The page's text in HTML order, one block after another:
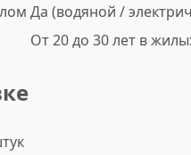
Да (водяной /
От 20 до 30 лет в